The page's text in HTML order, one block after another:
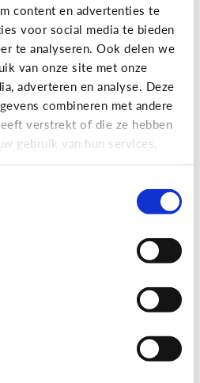
content en advertenties te
voor social media te bieden
te analyseren. Ook delen we
van onze site met onze
adverteren en analyse. Deze
combineren met andere
verstrekt of die ze hebben
gebruik van hun services.
over VR en AR